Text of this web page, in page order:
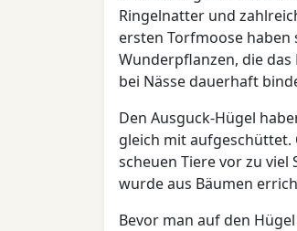
Ringelnatter und
ersten Torfmoose haben
Wunderpflanzen, die
bei Nässe dauerhaft
Den Ausguck-Hügel
gleich mit aufgeschüttet.
scheuen Tiere vor zu
wurde aus Bäumen
Bevor man auf den